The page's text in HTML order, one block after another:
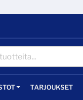
TARJOUKSET